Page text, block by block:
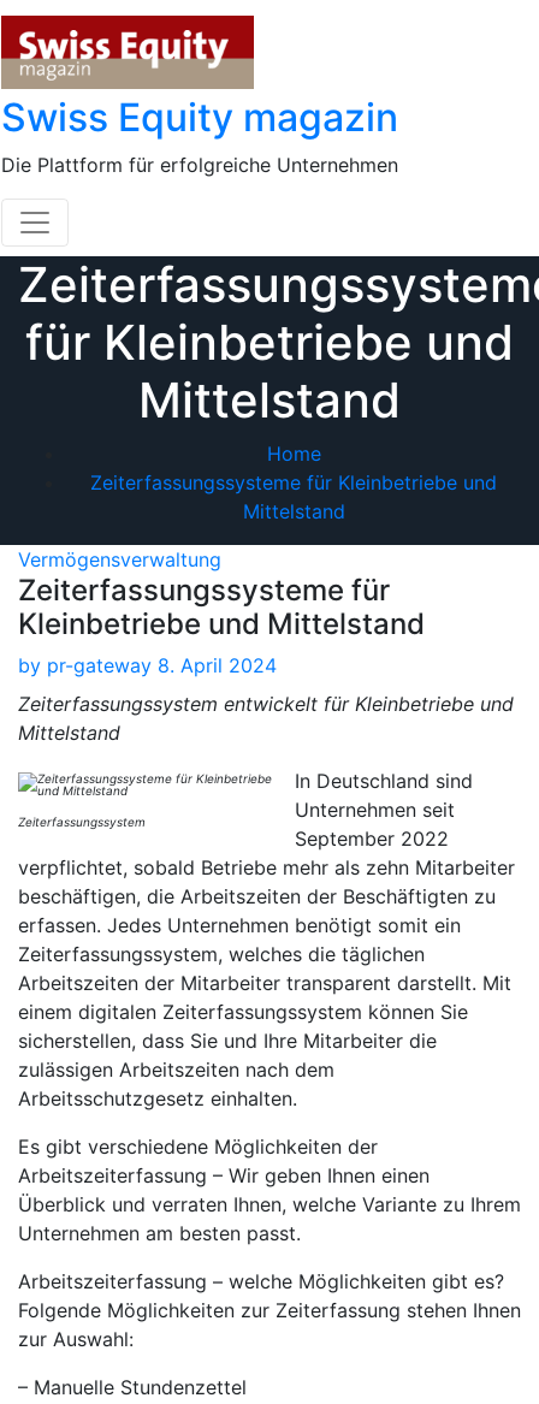
Skip
content
Swiss Equity magazin
Die Plattform für erfolgreiche Unternehmen
für Kleinbetriebe und
Mittelstand
Home
Zeiterfassungssysteme für Kleinbetriebe und
Mittelstand
Vermögensverwaltung
Zeiterfassungssysteme für
Kleinbetriebe und Mittelstand
by pr-gateway 8. April 2024
Zeiterfassungssystem entwickelt für Kleinbetriebe und
Mittelstand
Zeiterfassungssystem
In Deutschland sind
Unternehmen seit
September 2022
verpflichtet, sobald Betriebe mehr als zehn Mitarbeiter
beschäftigen, die Arbeitszeiten der Beschäftigten zu
erfassen. Jedes Unternehmen benötigt somit ein
Zeiterfassungssystem, welches die täglichen
Arbeitszeiten der Mitarbeiter transparent darstellt. Mit
einem digitalen Zeiterfassungssystem können Sie
sicherstellen, dass Sie und Ihre Mitarbeiter die
zulässigen Arbeitszeiten nach dem
Arbeitsschutzgesetz einhalten.
Es gibt verschiedene Möglichkeiten der
Arbeitszeiterfassung – Wir geben Ihnen einen
Überblick und verraten Ihnen, welche Variante zu Ihrem
Unternehmen am besten passt.
Arbeitszeiterfassung – welche Möglichkeiten gibt es?
Folgende Möglichkeiten zur Zeiterfassung stehen Ihnen
zur Auswahl:
– Manuelle Stundenzettel